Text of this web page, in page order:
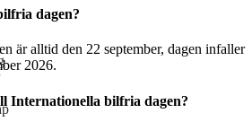
dagen?
är alltid den 22 september, dagen infaller
2026.
Internationella bilfria dagen?